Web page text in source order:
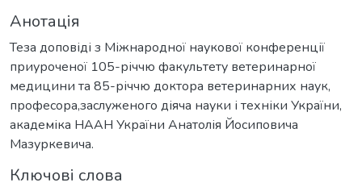
Анотація
Теза доповіді з Міжнародної наукової конференції
приуроченої 105-річчю факультету ветеринарної
медицини та 85-річчю доктора ветеринарних наук,
професора,заслуженого діяча науки і техніки України,
академіка НААН України Анатолія Йосиповича
Мазуркевича.
Ключові слова